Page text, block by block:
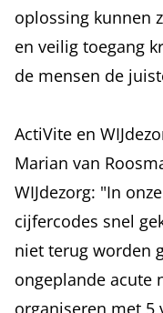
oplossing kunnen
en veilig toegang
de mensen de
ActiVite en
Marian van
WIJdezorg: "In
cijfercodes snel
niet terug worden
ongeplande acute
organiseren met 5